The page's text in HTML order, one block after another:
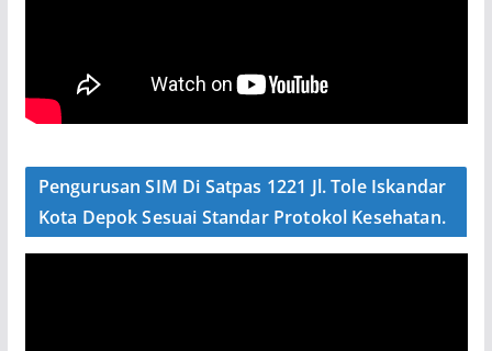
Pengurusan SIM Di Satpas 1221 Jl. Tole Iskandar
Kota Depok Sesuai Standar Protokol Kesehatan.